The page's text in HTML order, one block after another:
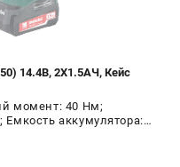
14.4В, 2X1.5АЧ, Кейс
момент: 40 Нм;
аккумулятора: